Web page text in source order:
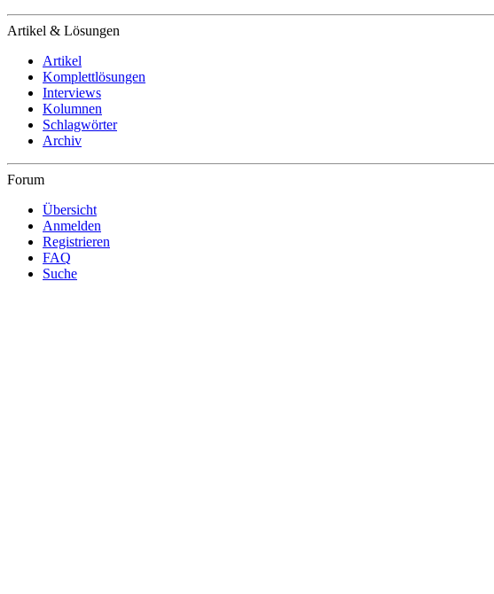
Artikel & Lösungen
Artikel
Komplettlösungen
Interviews
Kolumnen
Schlagwörter
Archiv
Forum
Übersicht
Anmelden
Registrieren
FAQ
Suche